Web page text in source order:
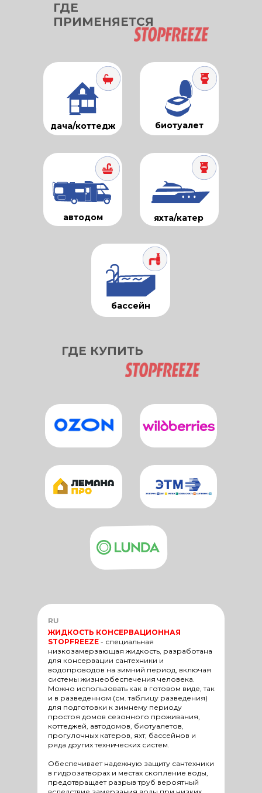
ГДЕ
ПРИМЕНЯЕТСЯ
дача/коттедж биотуалет
автодом яхта/катер
бассейн
ГДЕ КУПИТЬ
ЖИДКОСТЬ КОНСЕРВАЦИОННАЯ
STOPFREEZE - специальная
низкозамерзающая жидкость, разработана
для консервации сантехники и
водопроводов на зимний период, включая
системы жизнеобеспечения человека.
Можно использовать как в готовом виде, так
и в разведенном (см. таблицу разведения)
для подготовки к зимнему периоду
простоя домов сезонного проживания,
коттеджей, автодомов, биотуалетов,
прогулочных катеров, яхт, бассейнов и
ряда других технических систем.
Обеспечивает надежную защиту сантехники
в гидрозатворах и местах скопление воды,
предотвращает разрыв труб вероятный
RU